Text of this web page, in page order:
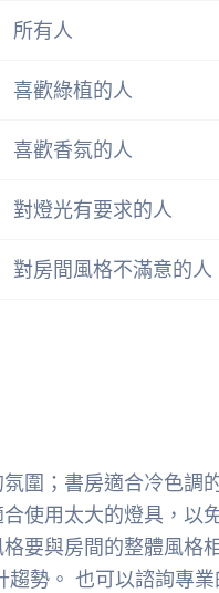
所有人
喜歡綠植的人
喜歡香氛的人
對燈光有要求的人
對房間風格不滿意的人
圍；書房適合冷色調
使用太大的燈具，以
要與房間的整體風格
勢。 也可以諮詢專業